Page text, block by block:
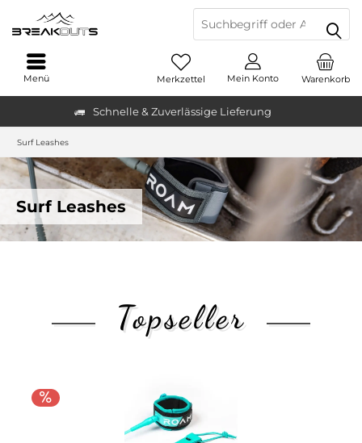
Schnelle & Zuverlässige Lieferung
Warenkorb
Merkzettel Mein Konto
Menü
Surf Leashes
Surf Leashes
Topseller